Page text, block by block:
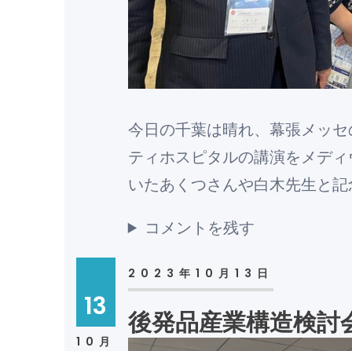
今日の千葉は晴れ、幕張メッ
ティホスピタルの講演をメデ
いたあくつさんや白木先生と
コメントを残す
13
10月
2023年10月13日
後発品産業構造検討